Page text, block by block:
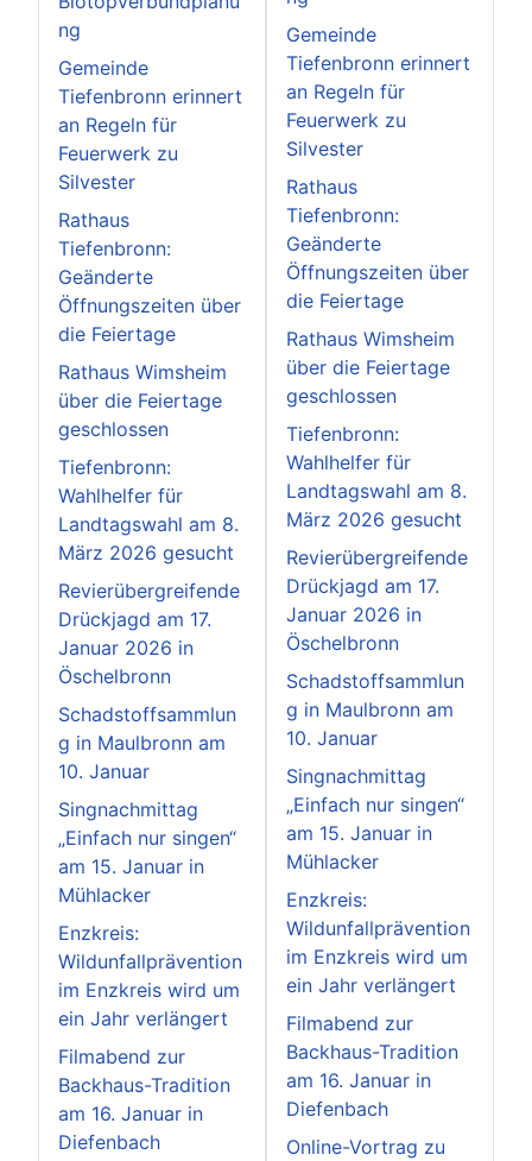
ng
Gemeinde
Tiefenbronn erinnert
an Regeln für
Feuerwerk zu
Silvester
Rathaus
Tiefenbronn:
Geänderte
Öffnungszeiten über
die Feiertage
Rathaus Wimsheim
über die Feiertage
geschlossen
Tiefenbronn:
Wahlhelfer für
Landtagswahl am 8.
März 2026 gesucht
Revierübergreifende
Drückjagd am 17.
Januar 2026 in
Öschelbronn
Schadstoffsammlun
g in Maulbronn am
10. Januar
Singnachmittag
„Einfach nur singen“
am 15. Januar in
Mühlacker
Enzkreis:
Wildunfallprävention
im Enzkreis wird um
ein Jahr verlängert
Filmabend zur
Backhaus-Tradition
am 16. Januar in
Diefenbach
Gemeinde
Tiefenbronn erinnert
an Regeln für
Feuerwerk zu
Silvester
Rathaus
Tiefenbronn:
Geänderte
Öffnungszeiten über
die Feiertage
Rathaus Wimsheim
über die Feiertage
geschlossen
Tiefenbronn:
Wahlhelfer für
Landtagswahl am 8.
März 2026 gesucht
Revierübergreifende
Drückjagd am 17.
Januar 2026 in
Öschelbronn
Schadstoffsammlun
g in Maulbronn am
10. Januar
Singnachmittag
„Einfach nur singen“
am 15. Januar in
Mühlacker
Enzkreis:
Wildunfallprävention
im Enzkreis wird um
ein Jahr verlängert
Filmabend zur
Backhaus-Tradition
am 16. Januar in
Diefenbach
Online-Vortrag zu